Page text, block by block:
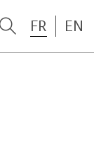
FR EN